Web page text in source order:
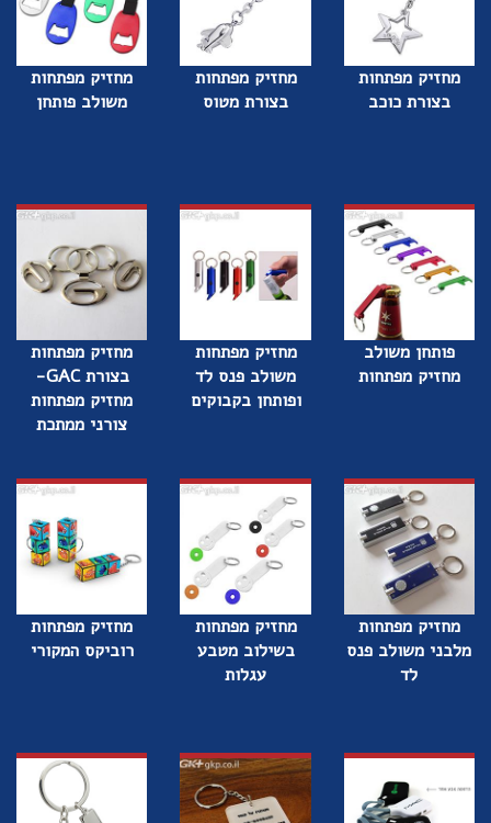
מחזיק מפתחות
בצורת כוכב
מחזיק מפתחות
בצורת מטוס
מחזיק מפתחות
משולב פותחן
פותחן משולב
מחזיק מפתחות
מחזיק מפתחות
משולב פנס לד
ופותחן בקבוקים
מחזיק מפתחות
בצורת GAC-
מחזיק מפתחות
צורני ממתכת
מחזיק מפתחות
מלבני משולב פנס
לד
מחזיק מפתחות
בשילוב מטבע
עגלות
מחזיק מפתחות
רוביקס המקורי